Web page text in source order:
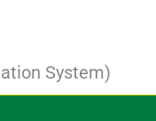
System)